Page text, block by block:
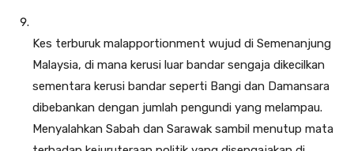
Kes terburuk malapportionment wujud di Semenanjung
Malaysia, di mana kerusi luar bandar sengaja dikecilkan
sementara kerusi bandar seperti Bangi dan Damansara
dibebankan dengan jumlah pengundi yang melampau.
Menyalahkan Sabah dan Sarawak sambil menutup mata